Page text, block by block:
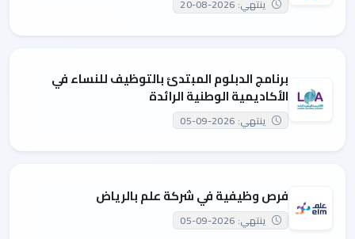
ينتهي: 2026-08-20
برنامج الدبلوم المبتدئ بالتوظيف للنساء في
الأكاديمية الوطنية الرائدة
ينتهي: 2026-09-05
فرص وظيفية في شركة علم بالرياض
ينتهي: 2026-09-05